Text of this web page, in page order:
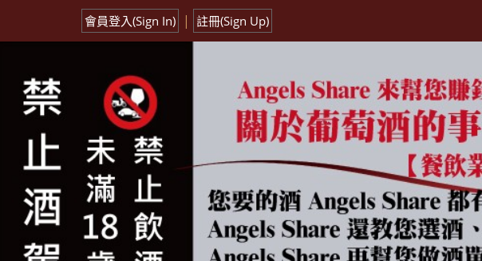
會員登入(Sign In) | 註冊(Sign Up)